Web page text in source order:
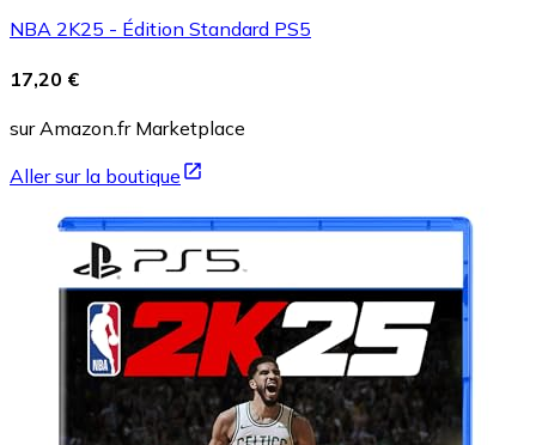
NBA 2K25 - Édition Standard PS5
17,20 €
sur Amazon.fr Marketplace
Aller sur la boutique